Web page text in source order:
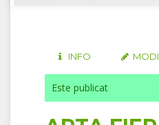
INFO
Este publicat